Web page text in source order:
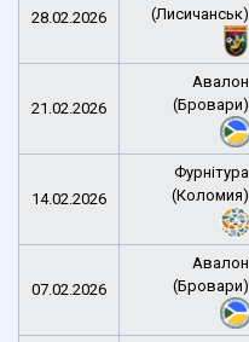
28.02.2026
(Лисичанськ)
21.02.2026
Авалон
(Бровари)
14.02.2026
Фурнітура
(Коломия)
07.02.2026
Авалон
(Бровари)